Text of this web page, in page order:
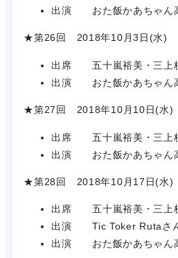
出演 おた飯かあちゃん高
★第26回 2018年10月3日(水)
出席 五十嵐裕美・三上
出演 おた飯かあちゃん高
★第27回 2018年10月10日(水)
出席 五十嵐裕美・三上
出演 おた飯かあちゃん高
★第28回 2018年10月17日(水)
出席 五十嵐裕美・三上
出演 Tic Toker Rutaさ
出演 おた飯かあちゃん高